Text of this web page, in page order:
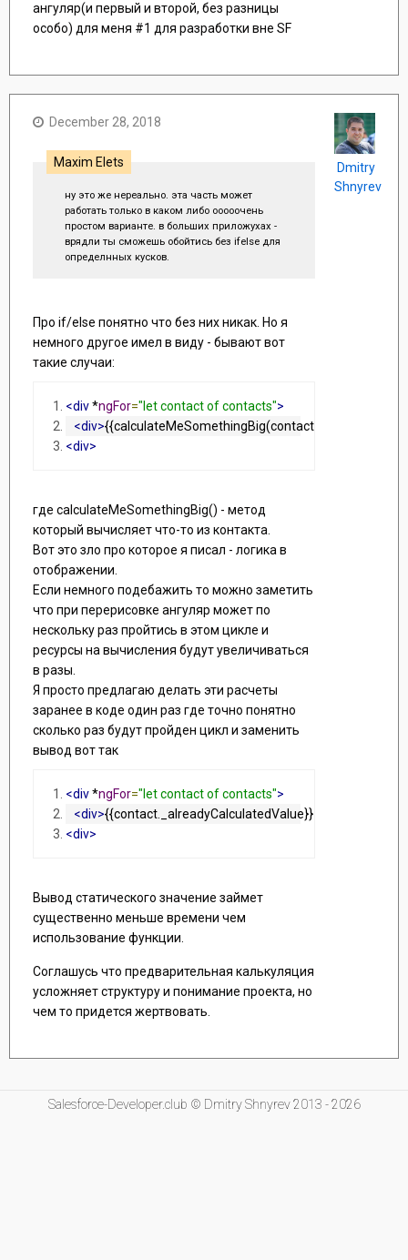
ангуляр(и первый и второй, без разницы
особо) для меня #1 для разработки вне SF
December 28, 2018
Maxim Elets
ну это же нереально. эта часть может
работать только в каком либо ооооочень
простом варианте. в больших приложухах -
врядли ты сможешь обойтись без ifelse для
определнных кусков.
Про if/else понятно что без них никак. Но я
немного другое имел в виду - бывают вот
такие случаи:
<div *ngFor="let contact of contacts">
<div>{{calculateMeSomethingBig(contact)}}
<div>
где calculateMeSomethingBig() - метод
который вычисляет что-то из контакта.
Вот это зло про которое я писал - логика в
отображении.
Если немного подебажить то можно заметить
что при перерисовке ангуляр может по
нескольку раз пройтись в этом цикле и
ресурсы на вычисления будут увеличиваться
в разы.
Я просто предлагаю делать эти расчеты
заранее в коде один раз где точно понятно
сколько раз будут пройден цикл и заменить
вывод вот так
<div *ngFor="let contact of contacts">
<div>{{contact._alreadyCalculatedValue}}</div>
<div>
Вывод статического значение займет
существенно меньше времени чем
использование функции.
Соглашусь что предварительная калькуляция
усложняет структуру и понимание проекта, но
чем то придется жертвовать.
Dmitry
Shnyrev
Salesforce-Developer.club © Dmitry Shnyrev 2013 - 2026